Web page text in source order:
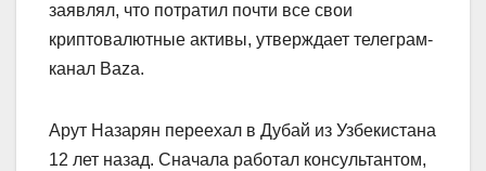
заявлял, что потратил почти все свои
криптовалютные активы, утверждает телеграм-
канал Baza.
Арут Назарян переехал в Дубай из Узбекистана
12 лет назад. Сначала работал консультантом,